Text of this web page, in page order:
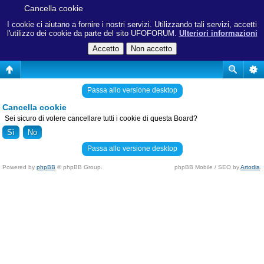
I cookie ci aiutano a fornire i nostri servizi. Utilizzando tali servizi, accetti
l'utilizzo dei cookie da parte del sito UFOFORUM. Ulteriori informazioni
Cancella cookie
Passa allo versione desktop
Cancella cookie
Sei sicuro di volere cancellare tutti i cookie di questa Board?
Passa allo versione desktop
Powered by phpBB © phpBB Group. phpBB Mobile / SEO byArtodia